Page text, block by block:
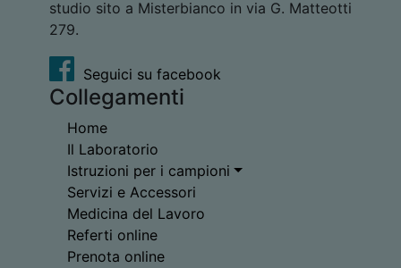
studio sito a Misterbianco in via G. Matteotti
279.
Seguici su facebook
Collegamenti
Home
Il Laboratorio
Istruzioni per i campioni
Servizi e Accessori
Medicina del Lavoro
Referti online
Prenota online